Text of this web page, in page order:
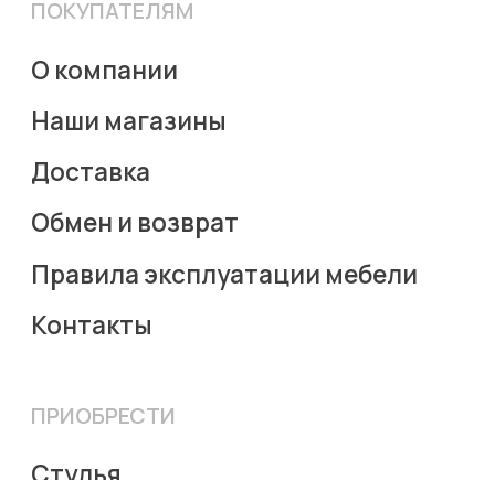
Столы-
(c) Viva Mebel, 2023
Политика конфиденциальности